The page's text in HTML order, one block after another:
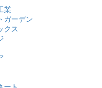
業
ガーデン
クス